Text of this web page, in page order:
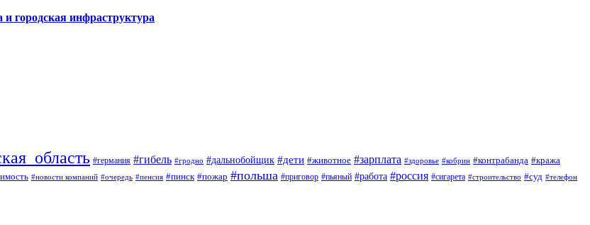
городская инфраструктура
#германия #гибель #гродно #дальнобойщик #дети #животное #зарплата #здоровье #кобрин #контрабанда #кража
#новости компаний #очередь #пенсия #пинск #пожар #польша #приговор #пьяный #работа #россия #сигарета #строительство #суд #телефон